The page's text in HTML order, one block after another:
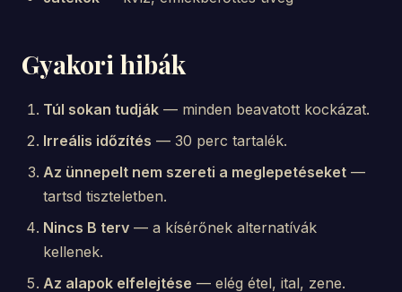
Gyakori hibák
Túl sokan tudják — minden beavatott kockázat.
Irreális időzítés — 30 perc tartalék.
Az ünnepelt nem szereti a meglepetéseket —
tartsd tiszteletben.
Nincs B terv — a kísérőnek alternatívák
kellenek.
Az alapok elfelejtése — elég étel, ital, zene.